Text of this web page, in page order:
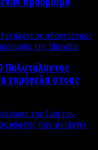
Πολυτάλαντος
χαμόγελα στους